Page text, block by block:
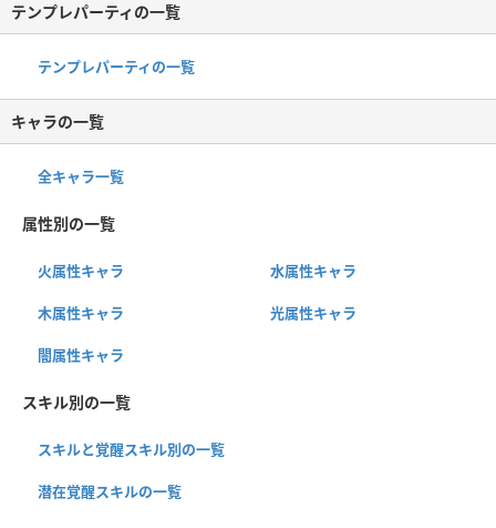
テンプレパーティの一覧
テンプレパーティの一覧
キャラの一覧
全キャラ一覧
属性別の一覧
火属性キャラ 水属性キャラ
木属性キャラ 光属性キャラ
闇属性キャラ
スキル別の一覧
スキルと覚醒スキル別の一覧
潜在覚醒スキルの一覧